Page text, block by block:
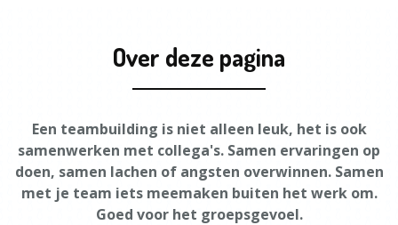
Over deze pagina
Een teambuilding is niet alleen leuk, het is ook
samenwerken met collega's. Samen ervaringen op
doen, samen lachen of angsten overwinnen. Samen
met je team iets meemaken buiten het werk om.
Goed voor het groepsgevoel.